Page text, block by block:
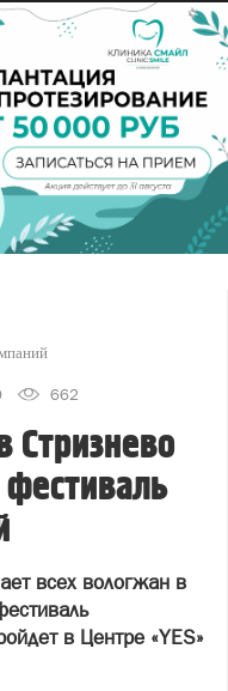
662
Стризнево
всех вологжан в
в Центре «YES»